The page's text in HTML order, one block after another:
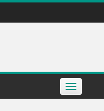
Toggle
navigation